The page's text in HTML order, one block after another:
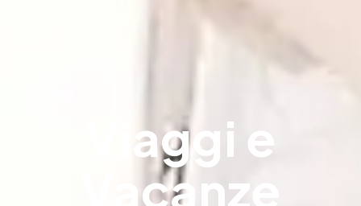
Viaggi e
Vacanze